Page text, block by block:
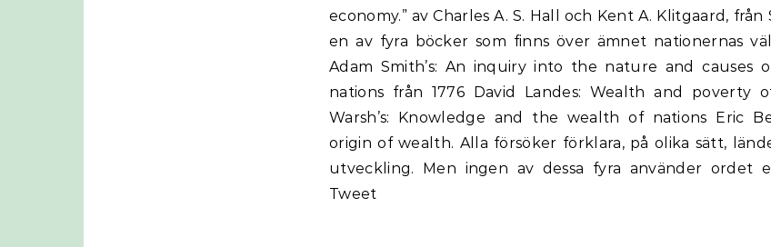
economy.” av Charles A. S. Hall och Kent A. Klitgaard, från
en av fyra böcker som finns över ämnet nationernas
Adam Smith’s: An inquiry into the nature and causes
nations från 1776 David Landes: Wealth and poverty
Warsh’s: Knowledge and the wealth of nations Eric
origin of wealth. Alla försöker förklara, på olika sätt,
utveckling. Men ingen av dessa fyra använder ordet
Tweet